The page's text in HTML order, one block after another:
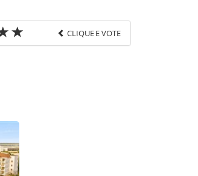
CLIQUE E VOTE
2015/11/cobrass-
ferramentas oferecidas na
é protegido pela legislação
sem autorização da